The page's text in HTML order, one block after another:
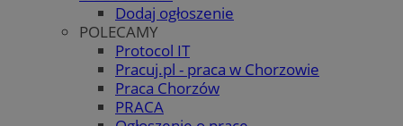
Dodaj ogłoszenie
POLECAMY
Protocol IT
Pracuj.pl - praca w Chorzowie
Praca Chorzów
PRACA